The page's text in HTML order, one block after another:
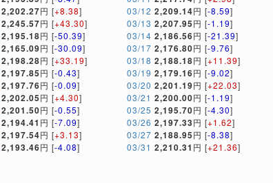
2,202.27円 [+8.38]
2,245.57円 [+43.30]
2,195.18円 [-50.39]
2,165.09円 [-30.09]
2,198.28円 [+33.19]
2,197.85円 [-0.43]
2,197.76円 [-0.09]
2,202.05円 [+4.30]
2,201.50円 [-0.55]
2,194.41 円 [-7.09]
2,197.54円 [+3.13]
2,193.46円 [-4.08]
03/12 2,209.14円 [-8.59]
03/13 2,207.95円 [-1.19]
03/14 2,186.56円 [-21.39]
03/17 2,176.80円 [-9.76]
03/18 2,188.18円 [+11.39]
03/19 2,179.16円 [-9.02]
03/20 2,201.19円 [+22.03]
03/21 2,200.00円 [-1.19]
03/25 2,195.70円 [-4.30]
03/26 2,197.33円 [+1.62]
03/27 2,188.95円 [-8.38]
03/31 2,210.31 円 [+21.36]